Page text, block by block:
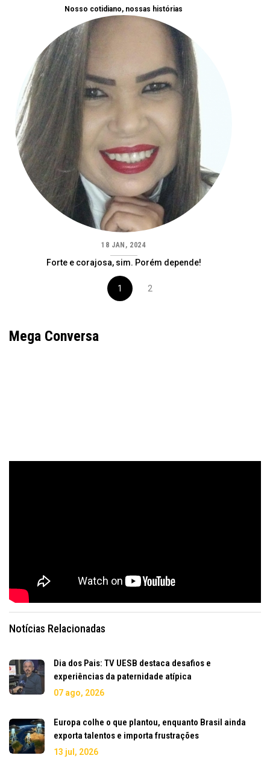
Nosso cotidiano, nossas histórias
18 JAN, 2024
Forte e corajosa, sim. Porém depende!
1 2
Mega Conversa
Notícias Relacionadas
Dia dos Pais: TV UESB destaca desafios e
experiências da paternidade atípica
07 ago, 2026
Europa colhe o que plantou, enquanto Brasil ainda
exporta talentos e importa frustrações
13 jul, 2026